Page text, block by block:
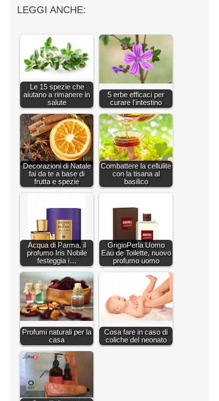
LEGGI ANCHE:
Le 15 spezie che
aiutano a rimanere in
salute
5 erbe efficaci per
curare l'intestino
Decorazioni di Natale
fai da te a base di
frutta e spezie
Combattere la cellulite
con la tisana al
basilico
Acqua di Parma, il
profumo Iris Nobile
festeggia i…
GrigioPerla Uomo
Eau de Toilette, nuovo
profumo uomo
Profumi naturali per la
casa
Cosa fare in caso di
coliche del neonato